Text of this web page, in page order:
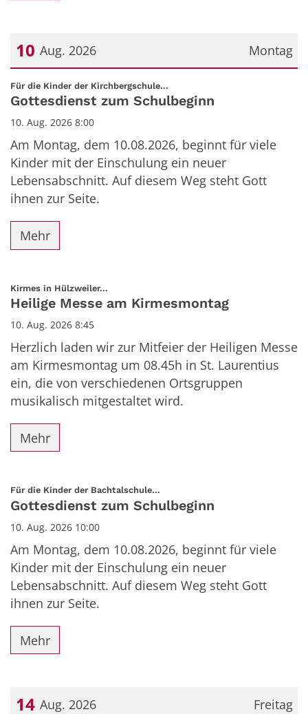
Montag
10 Aug. 2026
Datum: 10. August 2026
Für die Kinder der Kirchbergschule...
Gottesdienst zum Schulbeginn
10. Aug. 2026 8:00
Am Montag, dem 10.08.2026, beginnt für viele
Kinder mit der Einschulung ein neuer
Lebensabschnitt. Auf diesem Weg steht Gott
ihnen zur Seite.
Mehr
Kirmes in Hülzweiler...
Heilige Messe am Kirmesmontag
10. Aug. 2026 8:45
Herzlich laden wir zur Mitfeier der Heiligen Messe
am Kirmesmontag um 08.45h in St. Laurentius
ein, die von verschiedenen Ortsgruppen
musikalisch mitgestaltet wird.
Mehr
Für die Kinder der Bachtalschule...
Gottesdienst zum Schulbeginn
10. Aug. 2026 10:00
Am Montag, dem 10.08.2026, beginnt für viele
Kinder mit der Einschulung ein neuer
Lebensabschnitt. Auf diesem Weg steht Gott
ihnen zur Seite.
Mehr
Freitag
14 Aug. 2026